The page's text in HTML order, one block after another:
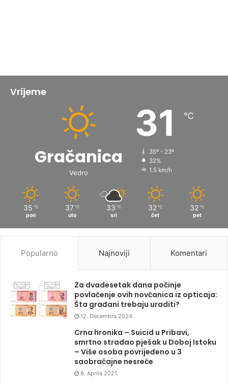
Vrijeme
Gračanica
Vedro
31 ℃
35º - 23º
32%
1.5 km/h
35 ℃
pon
37 ℃
uto
33 ℃
sri
32 ℃
čet
32 ℃
pet
Popularno Najnoviji Komentari
Za dvadesetak dana počinje
povlačenje ovih novčanica iz opticaja:
Šta građani trebaju uraditi?
12. Decembra 2024.
Crna hronika – Suicid u Pribavi,
smrtno stradao pješak u Doboj Istoku
– Više osoba povrijeđeno u 3
saobraćajne nesreće
6. Aprila 2021.